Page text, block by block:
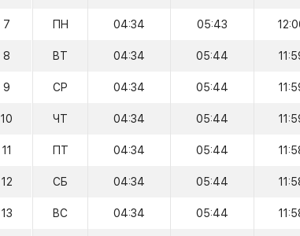
7 ПН 04:34 05:43
8 ВТ 04:34 05:44
9 СР 04:34 05:44
10 ЧТ 04:34 05:44
11 ПТ 04:34 05:44
12 СБ 04:34 05:44
13 ВС 04:34 05:44